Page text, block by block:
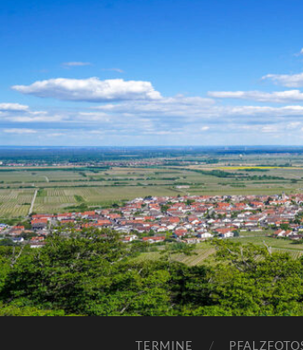
TERMINE